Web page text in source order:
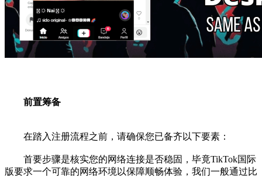
前置筹备
在踏入注册流程之前，请确保您已备齐以下要素：
首要步骤是核实您的网络连接是否稳固，毕竟TikTok国际
版要求一个可靠的网络环境以保障顺畅体验，我们一般通过比